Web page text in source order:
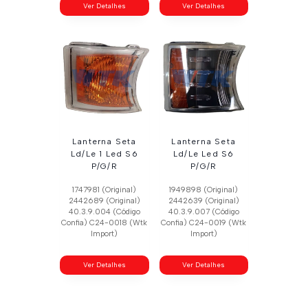
Ver Detalhes Ver Detalhes
Lanterna Seta
Ld/Le 1 Led S6
P/G/R
1747981 (Original)
2442689 (Original)
40.3.9.004 (Código
Confia) C24-0018 (Wtk
Import)
Ver Detalhes
Lanterna Seta
Ld/Le Led S6
P/G/R
1949898 (Original)
2442639 (Original)
40.3.9.007 (Código
Confia) C24-0019 (Wtk
Import)
Ver Detalhes